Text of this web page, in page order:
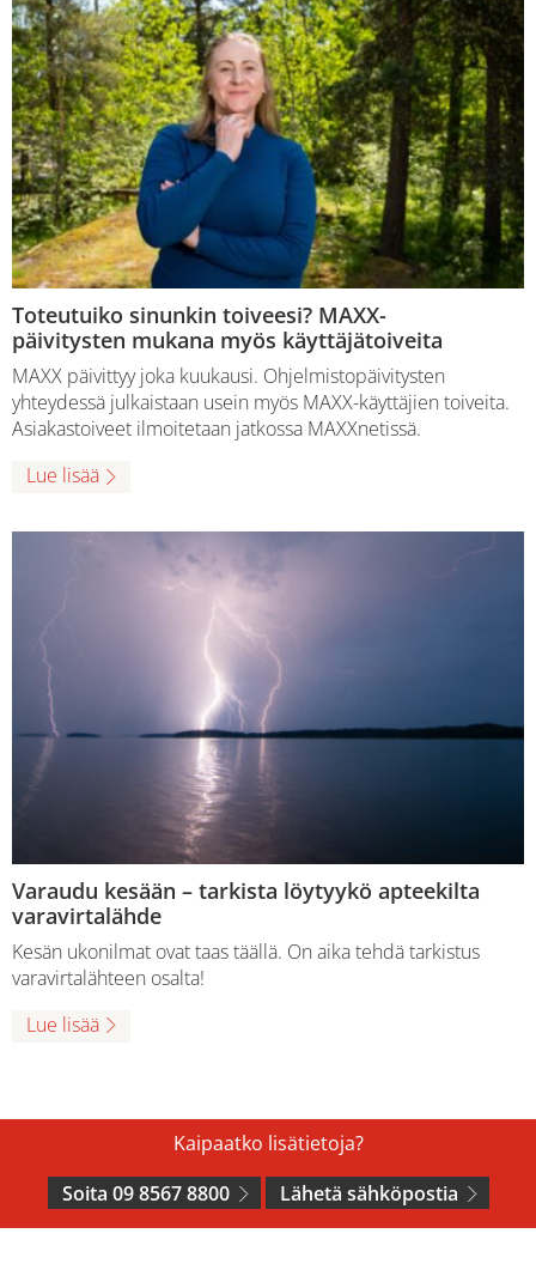
Toteutuiko sinunkin toiveesi? MAXX-
päivitysten mukana myös käyttäjätoiveita
MAXX päivittyy joka kuukausi. Ohjelmistopäivitysten
yhteydessä julkaistaan usein myös MAXX-käyttäjien toiveita.
Asiakastoiveet ilmoitetaan jatkossa MAXXnetissä.
Lue lisää
Varaudu kesään – tarkista löytyykö apteekilta
varavirtalähde
Kesän ukonilmat ovat taas täällä. On aika tehdä tarkistus
varavirtalähteen osalta!
Lue lisää
Kaipaatko lisätietoja?
Soita 09 8567 8800
Lähetä sähköpostia